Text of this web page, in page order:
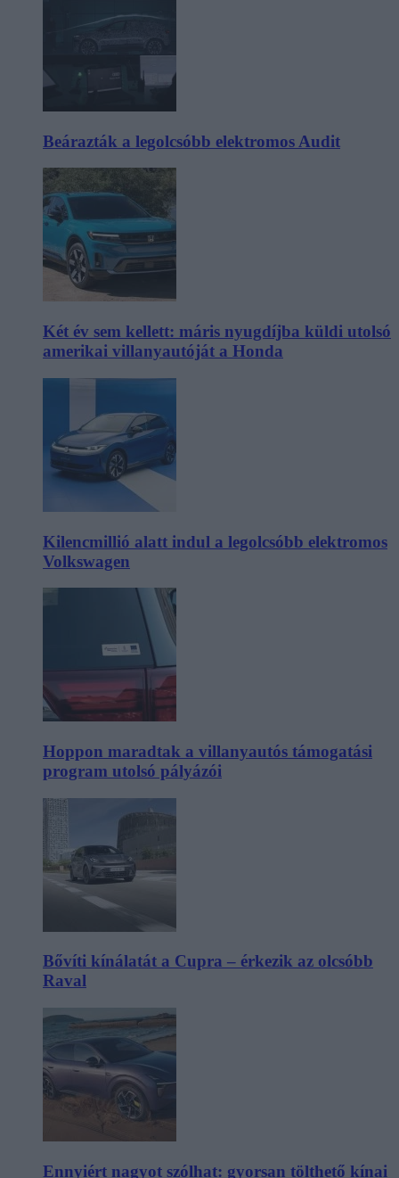
Beárazták a legolcsóbb elektromos Audit
Két év sem kellett: máris nyugdíjba küldi utolsó
amerikai villanyautóját a Honda
Kilencmillió alatt indul a legolcsóbb elektromos
Volkswagen
Hoppon maradtak a villanyautós támogatási
program utolsó pályázói
Bővíti kínálatát a Cupra – érkezik az olcsóbb
Raval
Ennyiért nagyot szólhat: gyorsan tölthető kínai